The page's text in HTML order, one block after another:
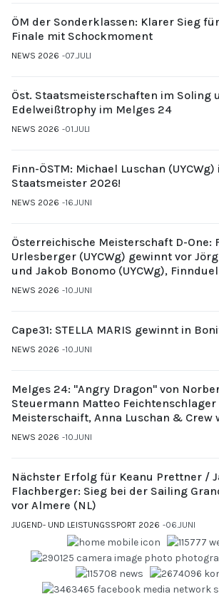
ÖM der Sonderklassen: Klarer Sieg für
Finale mit Schockmoment
NEWS 2026 07.JULI
Öst. Staatsmeisterschaften im Soling
Edelweißtrophy im Melges 24
NEWS 2026 01.JULI
Finn-ÖSTM: Michael Luschan
Staatsmeister 2026!
NEWS 2026 16.JUNI
Österreichische Meisterschaft D-One:
Urlesberger (UYCWg) gewinnt vor
und Jakob Bonomo (UYCWg),
Gubi (UYCMo)
NEWS 2026 10.JUNI
Cape31: STELLA MARIS gewinnt in
NEWS 2026 10.JUNI
Melges 24: "Angry Dragon" von
Steuermann Matteo Feichtenschlager
Meisterschaift, Anna Luschan & Crew
NEWS 2026 10.JUNI
Nächster Erfolg für Keanu Prettner /
Flachberger: Sieg bei der Sailing
vor Almere (NL)
JUGEND- UND LEISTUNGSSPORT 2026 06.JUNI